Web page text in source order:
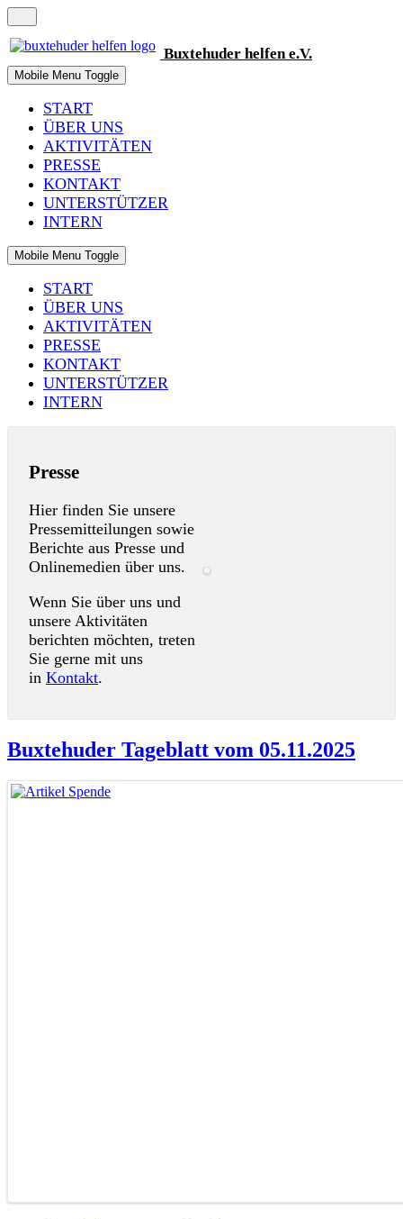
Buxtehuder helfene.V.
Mobile Menu Toggle
START
ÜBER UNS
AKTIVITÄTEN
PRESSE
KONTAKT
UNTERSTÜTZER
INTERN
Mobile Menu Toggle
START
ÜBER UNS
AKTIVITÄTEN
PRESSE
KONTAKT
UNTERSTÜTZER
INTERN
Presse
Hier finden Sie unsere
Pressemitteilungen sowie
Berichte aus Presse und
Onlinemedien über uns.
Wenn Sie über uns und
unsere Aktivitäten
berichten möchten, treten
Sie gerne mit uns
in Kontakt.
Buxtehuder Tageblatt vom 05.11.2025